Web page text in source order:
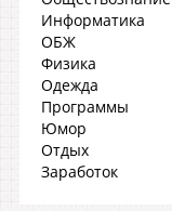
Информатика
ОБЖ
Физика
Одежда
Программы
Юмор
Отдых
Заработок